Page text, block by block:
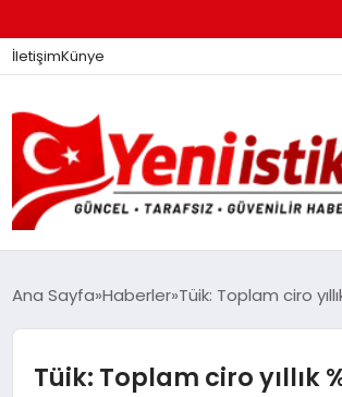
İletişimKünye
Ana Sayfa Haberler Tüik: Toplam ciro
Tüik: Toplam ciro yıllık